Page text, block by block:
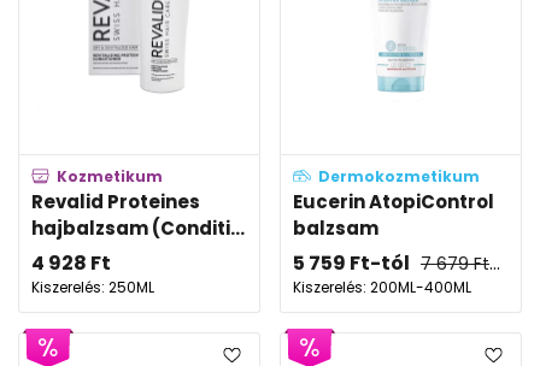
Kozmetikum
Revalid Proteines
hajbalzsam (Conditi...
4 928 Ft
Kiszerelés: 250ML
Dermokozmetikum
Eucerin AtopiControl
balzsam
5 759 Ft-tól 7 679Ft-tól
Kiszerelés: 200ML-400ML